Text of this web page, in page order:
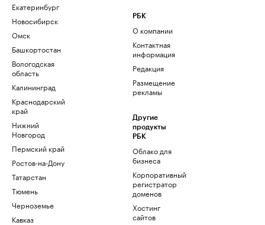
Екатеринбург
Новосибирск
Омск
Башкортостан
Вологодская
область
Калининград
Краснодарский
край
Нижний
Новгород
Пермский край
Ростов-на-Дону
Татарстан
Тюмень
Черноземье
Кавказ
РБК
О компании
Контактная
информация
Редакция
Размещение
рекламы
Другие
продукты
РБК
Облако для
бизнеса
Корпоративный
регистратор
доменов
Хостинг
сайтов